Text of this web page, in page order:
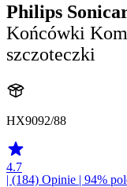
Philips
Końcówki
szczoteczki
HX9092/88
4.7
| (184) Opinie | 94%